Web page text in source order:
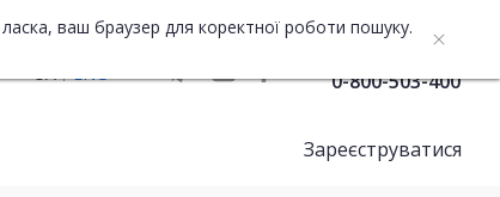
ваш браузер для коректної роботи пошуку.
UA
ENG 0-800-503-400
Зареєструватися